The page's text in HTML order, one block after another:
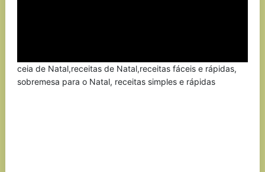
ceia de Natal,receitas de Natal,receitas fáceis e rápidas,
sobremesa para o Natal, receitas simples e rápidas